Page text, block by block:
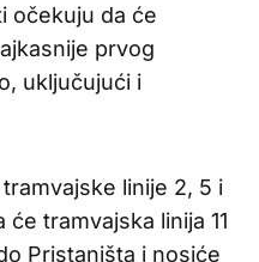
očekuju da će
prvog
uključujući i
linije 2, 5 i
tramvajska linija 11
Pristaništa i nosiće